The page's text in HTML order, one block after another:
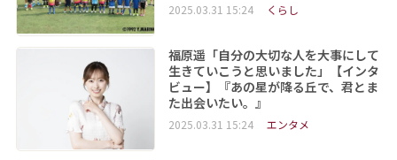
2025.03.31 15:24 くらし
福原遥「自分の大切な人を大事にして
生きていこうと思いました」【インタ
ビュー】『あの星が降る丘で、君とま
た出会いたい。』
2025.03.31 15:24 エンタメ